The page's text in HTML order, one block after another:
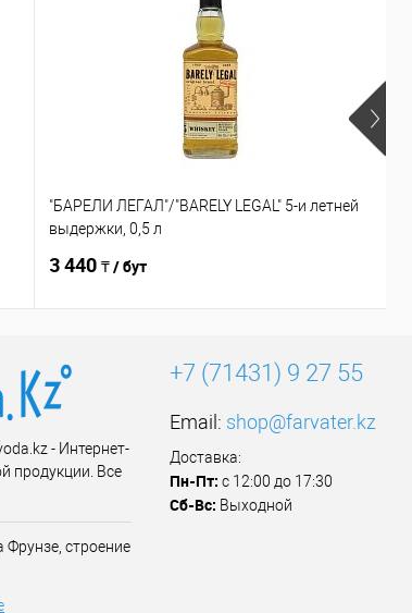
"БАРЕЛИ ЛЕГАЛ"/"BARELY LEGAL" 5-и летней
выдержки, 0,5 л
3 440 ₸ / бут
- Интернет-
продукции. Все
Фрунзе, строение
+7 (71431) 9 27 55
Email: shop@farvater.kz
Доставка:
Пн-Пт: с 12:00 до 17:30
Сб-Вс: Выходной